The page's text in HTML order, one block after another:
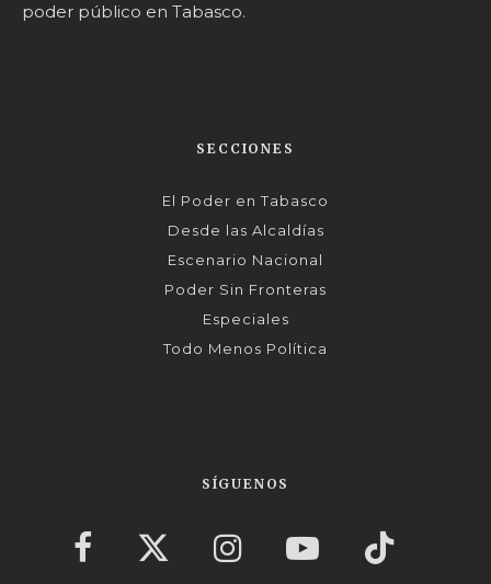
poder público en Tabasco.
SECCIONES
El Poder en Tabasco
Desde las Alcaldías
Escenario Nacional
Poder Sin Fronteras
Especiales
Todo Menos Política
SÍGUENOS